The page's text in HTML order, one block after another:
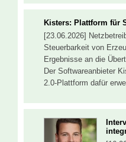
Kisters: Plattform für
[23.06.2026]
Steuerbarkeit von
Ergebnisse an die
Der Softwareanbieter
2.0-Plattform dafür